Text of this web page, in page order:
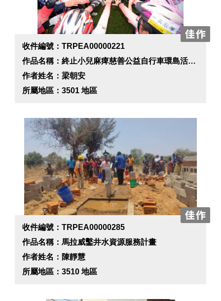
收件編號：TRPEA00000221
作品名稱：終止小兒麻痺慈善公益自行車環島活動-新竹站
作者姓名：梁朝安
所屬地區：3501 地區
收件編號：TRPEA00000285
作品名稱：馬拉威鑿井水資源服務計畫
作者姓名：陳靜慧
所屬地區：3510 地區